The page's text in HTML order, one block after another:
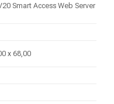
Smart Access Web Server
x 68,00